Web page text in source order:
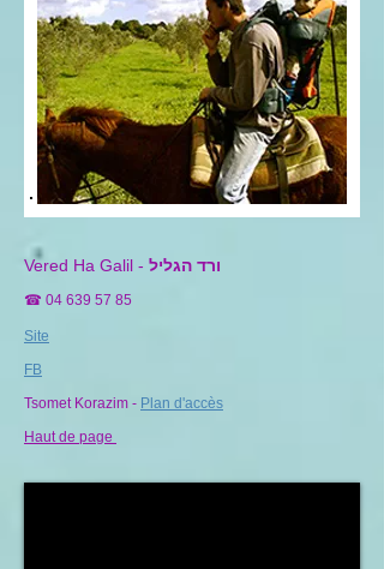
Vered Ha Galil - ורד הגליל
☎ 04 639 57 85
Site
FB
Tsomet Korazim - Plan d'accès
Haut de page